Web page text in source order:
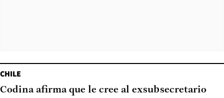
CHILE
Codina afirma que le cree al exsubsecretario